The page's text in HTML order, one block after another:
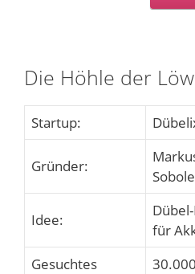
Die Höhle der
Startup:
Gründer:
Idee:
für
Gesuchtes